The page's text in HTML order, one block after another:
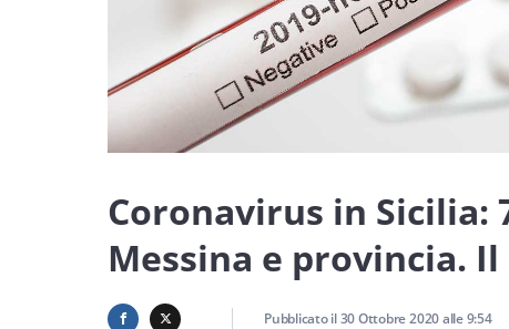
Coronavirus in Sicilia:
Messina e provincia.
Pubblicato il30 Ottobre 2020alle9:54